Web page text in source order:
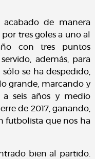
de manera
tres goles a uno al
con tres puntos
además, para
se ha despedido,
grande, marcando y
seis años y medio
de 2017, ganando,
futbolista que nos ha
bien al partido.